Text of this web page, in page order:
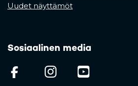
Uudet näyttämöt
Sosiaalinen media
(opens in a new
(opens in